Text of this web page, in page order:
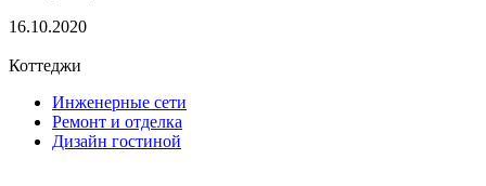
16.10.2020
Коттеджи
Инженерные сети
Ремонт и отделка
Дизайн гостиной